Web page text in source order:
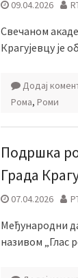
09.04.2026
Свечаном
Крагујевцу је
Додај
Рома, Роми
Подршка
Града
07.04.2026
Међународни
називом „Глас